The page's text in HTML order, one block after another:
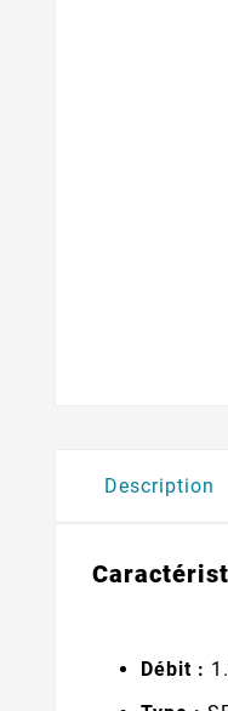
Description
Débit :